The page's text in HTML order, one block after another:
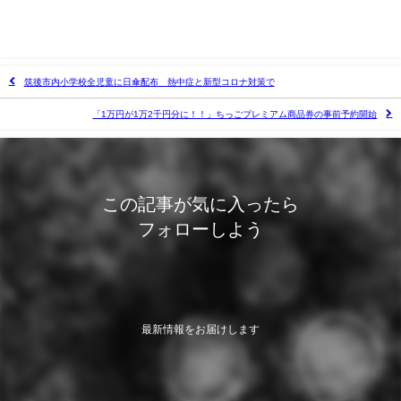
筑後市内小学校全児童に日傘配布 熱中症と新型コロナ対策で
「1万円が1万2千円分に！！」ちっごプレミアム商品券の事前予約開始
この記事が気に入ったら
フォローしよう
最新情報をお届けします